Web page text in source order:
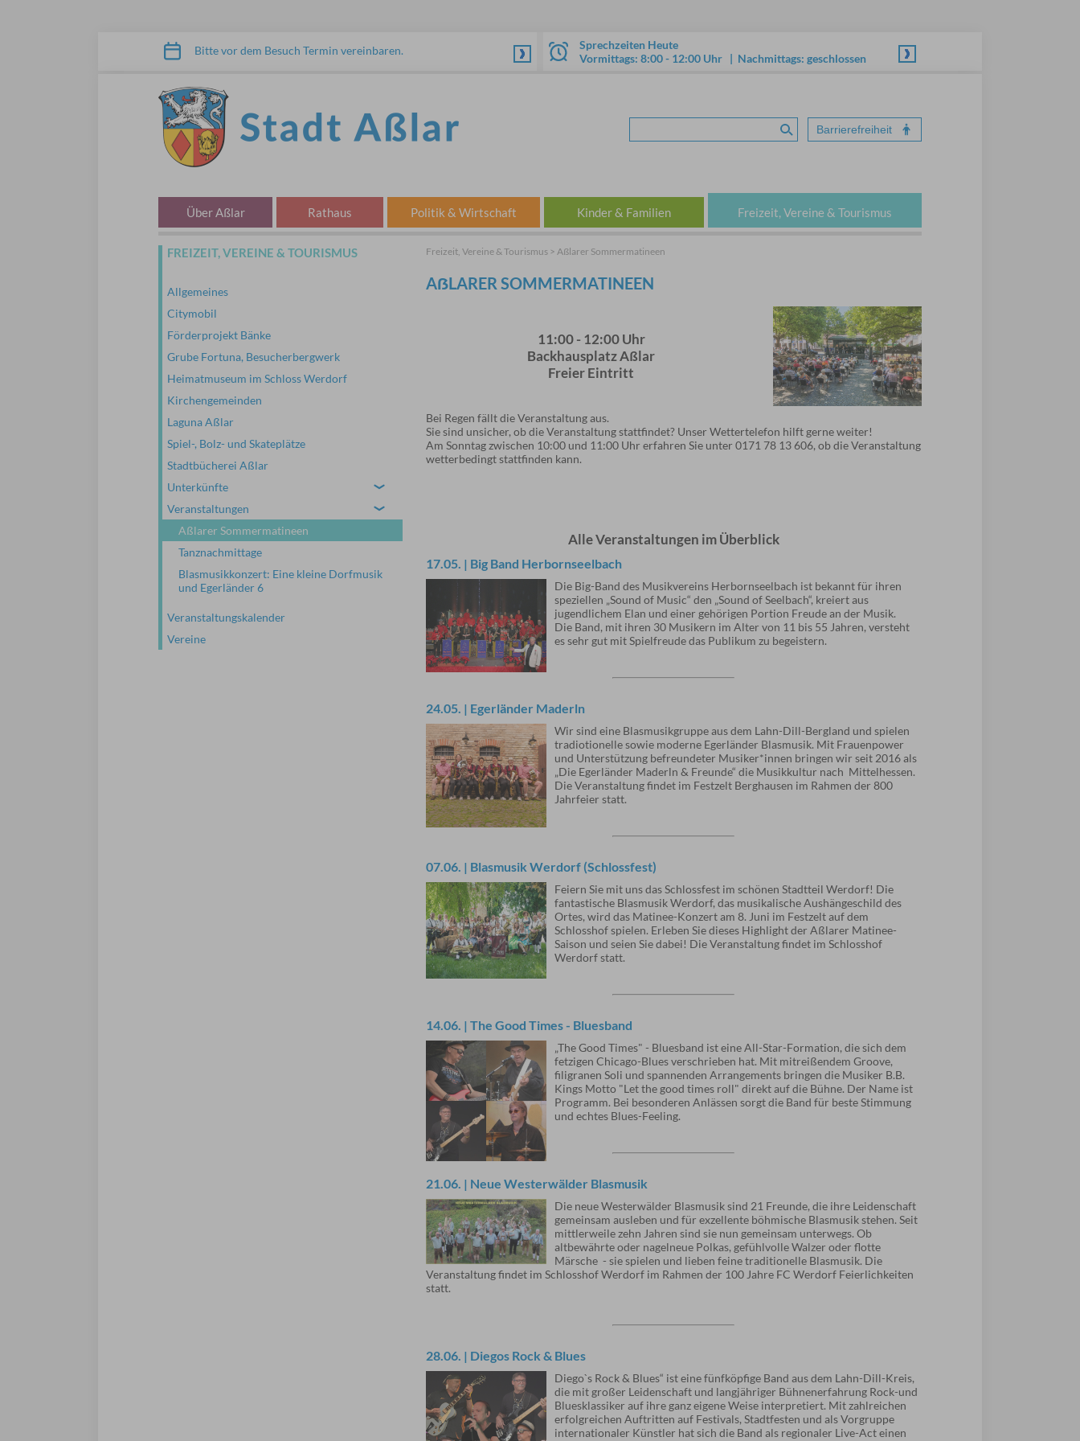
Bitte vor dem Besuch Termin vereinbaren.
Sprechzeiten Heute
Vormittags: 8:00 - 12:00 Uhr | Nachmittags: geschlossen
Suche absenden
Barrierefreiheit
Über Aßlar Rathaus Politik & Wirtschaft Kinder & Familien Freizeit, Vereine & Tourismus
Freizeit, Vereine & Tourismus > Aßlarer Sommermatineen
AẞLARER SOMMERMATINEEN
11:00 - 12:00 Uhr
Backhausplatz Aßlar
Freier Eintritt
Bei Regen fällt die Veranstaltung aus.
Sie sind unsicher, ob die Veranstaltung stattfindet? Unser Wettertelefon hilft gerne weiter!
Am Sonntag zwischen 10:00 und 11:00 Uhr erfahren Sie unter 0171 78 13 606, ob die Veranstaltung
wetterbedingt stattfinden kann.
Alle Veranstaltungen im Überblick
17.05. | Big Band Herbornseelbach
Die Big-Band des Musikvereins Herbornseelbach ist bekannt für ihren
speziellen „Sound of Music“ den „Sound of Seelbach“, kreiert aus
jugendlichem Elan und einer gehörigen Portion Freude an der Musik.
Die Band, mit ihren 30 Musikern im Alter von 11 bis 55 Jahren, versteht
es sehr gut mit Spielfreude das Publikum zu begeistern.
24.05. | Egerländer Maderln
Wir sind eine Blasmusikgruppe aus dem Lahn-Dill-Bergland und spielen
tradiotionelle sowie moderne Egerländer Blasmusik. Mit Frauenpower
und Unterstützung befreundeter Musiker*innen bringen wir seit 2016 als
„Die Egerländer Maderln & Freunde“ die Musikkultur nach Mittelhessen.
Die Veranstaltung findet im Festzelt Berghausen im Rahmen der 800
Jahrfeier statt.
07.06. | Blasmusik Werdorf (Schlossfest)
Feiern Sie mit uns das Schlossfest im schönen Stadtteil Werdorf! Die
fantastische Blasmusik Werdorf, das musikalische Aushängeschild des
Ortes, wird das Matinee-Konzert am 8. Juni im Festzelt auf dem
Schlosshof spielen. Erleben Sie dieses Highlight der Aßlarer Matinee-
Saison und seien Sie dabei! Die Veranstaltung findet im Schlosshof
Werdorf statt.
14.06. | The Good Times - Bluesband
„The Good Times" - Bluesband ist eine All-Star-Formation, die sich dem
fetzigen Chicago-Blues verschrieben hat. Mit mitreißendem Groove,
filigranen Soli und spannenden Arrangements bringen die Musiker B.B.
Kings Motto "Let the good times roll" direkt auf die Bühne. Der Name ist
Programm. Bei besonderen Anlässen sorgt die Band für beste Stimmung
und echtes Blues-Feeling.
21.06. | Neue Westerwälder Blasmusik
Die neue Westerwälder Blasmusik sind 21 Freunde, die ihre Leidenschaft
gemeinsam ausleben und für exzellente böhmische Blasmusik stehen. Seit
mittlerweile zehn Jahren sind sie nun gemeinsam unterwegs. Ob
altbewährte oder nagelneue Polkas, gefühlvolle Walzer oder flotte
Märsche - sie spielen und lieben feine traditionelle Blasmusik. Die
Veranstaltung findet im Schlosshof Werdorf im Rahmen der 100 Jahre FC Werdorf Feierlichkeiten
statt.
28.06. | Diegos Rock & Blues
Diego`s Rock & Blues“ ist eine fünfköpfige Band aus dem Lahn-Dill-Kreis,
die mit großer Leidenschaft und langjähriger Bühnenerfahrung Rock-und
Bluesklassiker auf ihre ganz eigene Weise interpretiert. Mit zahlreichen
erfolgreichen Auftritten auf Festivals, Stadtfesten und als Vorgruppe
internationaler Künstler hat sich die Band als regionaler Live-Act einen
FREIZEIT, VEREINE & TOURISMUS
Allgemeines
Citymobil
Förderprojekt Bänke
Grube Fortuna, Besucherbergwerk
Heimatmuseum im Schloss Werdorf
Kirchengemeinden
Laguna Aßlar
Spiel-, Bolz- und Skateplätze
Stadtbücherei Aßlar
Unterkünfte
›
Veranstaltungen ›
Aßlarer Sommermatineen
Tanznachmittage
Blasmusikkonzert: Eine kleine Dorfmusik
und Egerländer 6
Veranstaltungskalender
Vereine